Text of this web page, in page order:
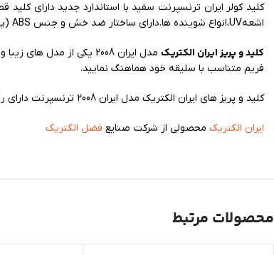
کلید کولر ایران ترنسپرنت سفید با استاندارد جدید دارای
اشعهUV،انواع شوینده ها.دارای ساختار ضد خش و جنس ABS (پلاستیک فشرده) و کنتاکت های برنجی و دارای رنگ الکترواستاتیک میباشد.
کلید و پریز ایران الکتریک
مدل ایران 2008 یکی از
فریم متناسب با سلیقه خود هماهنگ نمایید.
کلید و پریز های ایران الکتریک مدل ایران 2008 ترنسپرنت دارای رنگ های مختلف سفید ، صورتی ، دودی ، بنفش و غیره می باشد که تنوع بالای رنگ های آن نظر مشتریان زیادی را به خود جلب کرده است.
ایران الکتریک محصولی از شرکت صنایع فضل الکتریک
محصولات مرتبط